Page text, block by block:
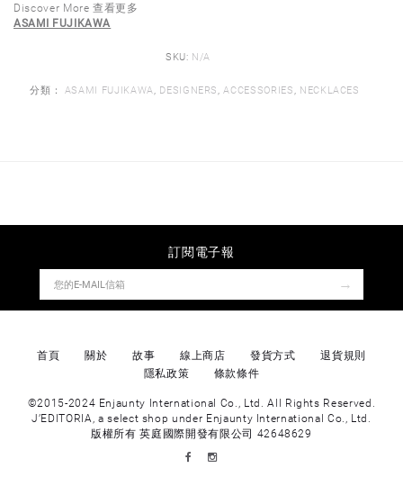
Discover More 查看更多
ASAMI FUJIKAWA
SKU: N/A
分類： ASAMI FUJIKAWA DESIGNERS ACCESSORIES NECKLACES
訂閱電子報
→
首頁 關於 故事 線上商店 發貨方式
退貨規則
隱私政策
條款條件
©2015-2024 Enjaunty International Co., Ltd. All Rights Reserved.
J’EDITORIA, a select shop under Enjaunty International Co., Ltd.
版權所有 英庭國際開發有限公司 42648629